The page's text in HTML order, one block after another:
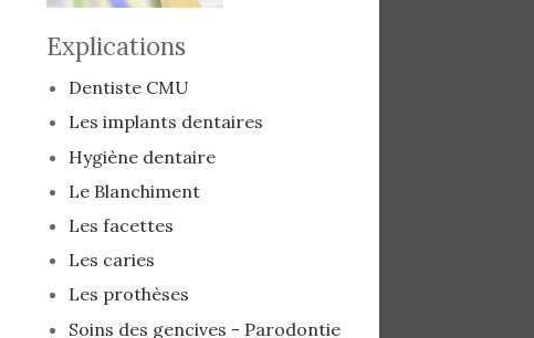
Explications
Dentiste CMU
Les implants dentaires
Hygiène dentaire
Le Blanchiment
Les facettes
Les caries
Les prothèses
Soins des gencives - Parodontie